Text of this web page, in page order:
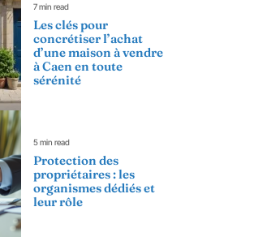
7 min read
Les clés pour
concrétiser l’achat
d’une maison à vendre
à Caen en toute
sérénité
5 min read
Protection des
propriétaires : les
organismes dédiés et
leur rôle